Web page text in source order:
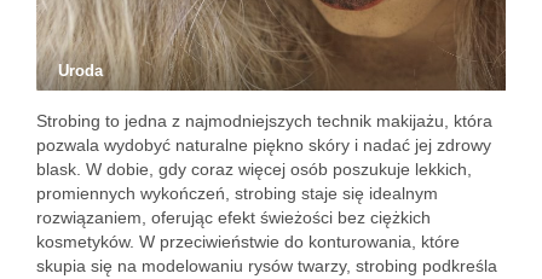
Uroda
Strobing to jedna z najmodniejszych technik makijażu, która
pozwala wydobyć naturalne piękno skóry i nadać jej zdrowy
blask. W dobie, gdy coraz więcej osób poszukuje lekkich,
promiennych wykończeń, strobing staje się idealnym
rozwiązaniem, oferując efekt świeżości bez ciężkich
kosmetyków. W przeciwieństwie do konturowania, które
skupia się na modelowaniu rysów twarzy, strobing podkreśla